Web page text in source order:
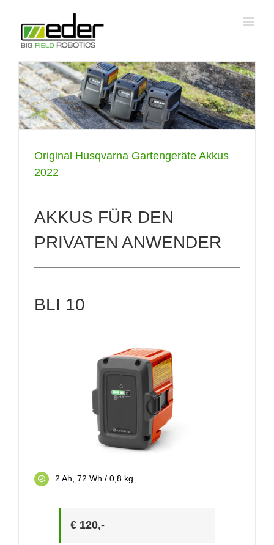
springen
Original Husqvarna Gartengeräte Akkus
2022
AKKUS FÜR DEN
PRIVATEN ANWENDER
BLI 10
2 Ah, 72 Wh / 0,8 kg
€ 120,-